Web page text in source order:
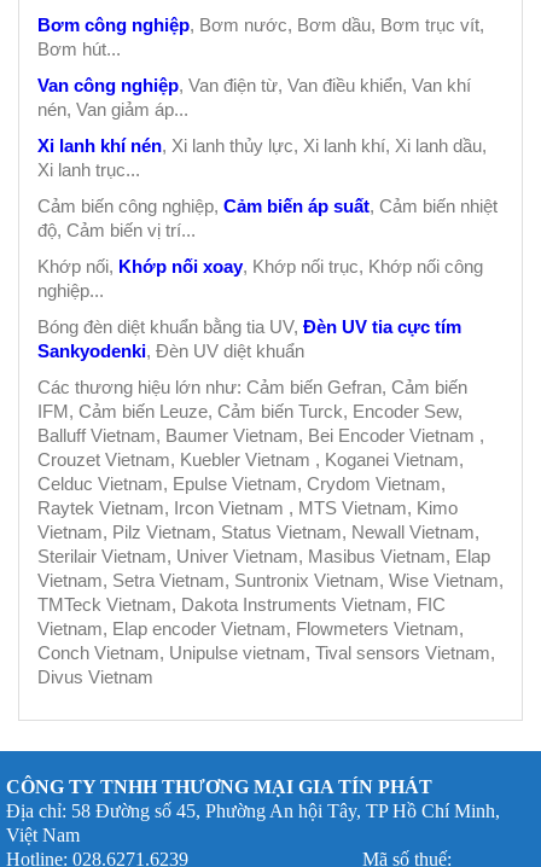
Bơm công nghiệp, Bơm nước, Bơm dầu, Bơm trục vít,
Bơm hút...
Van công nghiệp, Van điện từ, Van điều khiển, Van khí
nén, Van giảm áp...
Xi lanh khí nén, Xi lanh thủy lực, Xi lanh khí, Xi lanh dầu,
Xi lanh trục...
Cảm biến công nghiệp, Cảm biến áp suất, Cảm biến nhiệt
độ, Cảm biến vị trí...
Khớp nối, Khớp nối xoay, Khớp nối trục, Khớp nối công
nghiệp...
Bóng đèn diệt khuẩn bằng tia UV, Đèn UV tia cực tím
Sankyodenki, Đèn UV diệt khuẩn
Các thương hiệu lớn như: Cảm biến Gefran, Cảm biến
IFM, Cảm biến Leuze, Cảm biến Turck, Encoder Sew,
Balluff Vietnam, Baumer Vietnam, Bei Encoder Vietnam ,
Crouzet Vietnam, Kuebler Vietnam , Koganei Vietnam,
Celduc Vietnam, Epulse Vietnam, Crydom Vietnam,
Raytek Vietnam, Ircon Vietnam , MTS Vietnam, Kimo
Vietnam, Pilz Vietnam, Status Vietnam, Newall Vietnam,
Sterilair Vietnam, Univer Vietnam, Masibus Vietnam, Elap
Vietnam, Setra Vietnam, Suntronix Vietnam, Wise Vietnam,
TMTeck Vietnam, Dakota Instruments Vietnam, FIC
Vietnam, Elap encoder Vietnam, Flowmeters Vietnam,
Conch Vietnam, Unipulse vietnam, Tival sensors Vietnam,
Divus Vietnam
CÔNG TY TNHH THƯƠNG MẠI GIA TÍN PHÁT
Địa chỉ: 58 Đường số 45, Phường An hội Tây, TP Hồ Chí Minh,
Việt Nam
Hotline: 028.6271.6239 Mã số thuế: